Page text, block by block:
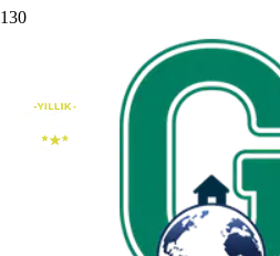
Ofis Taşıma Süresi Ne